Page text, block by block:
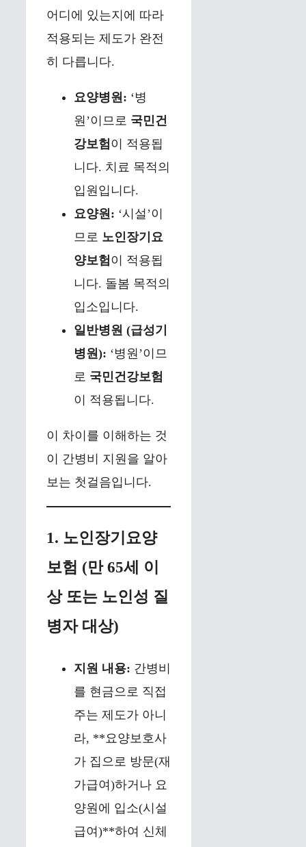
어디에 있는지에 따라
적용되는 제도가 완전
히 다릅니다.
요양병원: ‘병
원’이므로 국민건
강보험이 적용됩
니다. 치료 목적의
입원입니다.
요양원: ‘시설’이
므로 노인장기요
양보험이 적용됩
니다. 돌봄 목적의
입소입니다.
일반병원 (급성기
병원): ‘병원’이므
로 국민건강보험
이 적용됩니다.
이 차이를 이해하는 것
이 간병비 지원을 알아
보는 첫걸음입니다.
1. 노인장기요양
보험 (만 65세 이
상 또는 노인성 질
병자 대상)
지원 내용: 간병비
를 현금으로 직접
주는 제도가 아니
라, **요양보호사
가 집으로 방문(재
가급여)하거나 요
양원에 입소(시설
급여)**하여 신체